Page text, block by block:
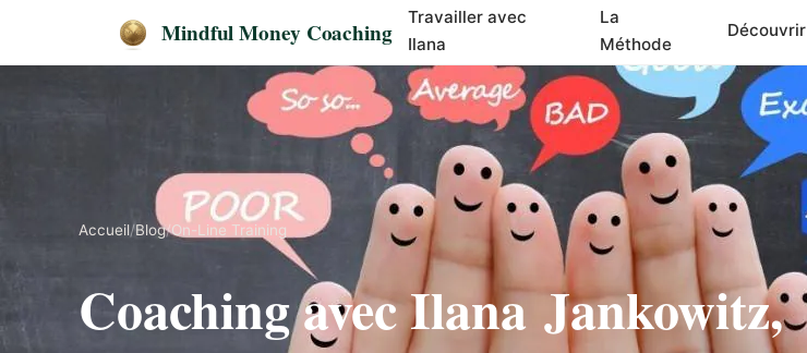
Mindful Money Coaching
Travailler avec
Ilana
La
Méthode
Découvrir
Accueil/Blog/On-Line Training
Coaching avecIlana Jankowitz,